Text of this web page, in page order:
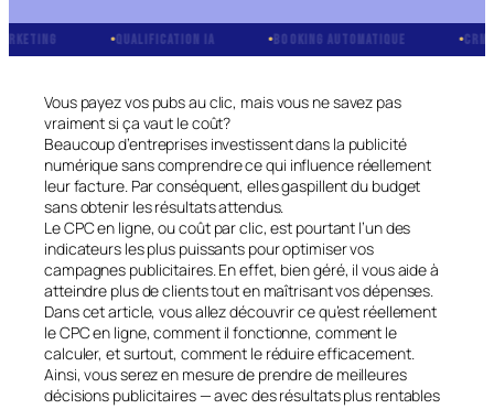
QUALIFICATION IA BOOKING AUTOMATIQUE CRM INTÉGRÉ
Vous payez vos pubs au clic, mais vous ne savez pas
vraiment si ça vaut le coût?
Beaucoup d’entreprises investissent dans la publicité
numérique sans comprendre ce qui influence réellement
leur facture. Par conséquent, elles gaspillent du budget
sans obtenir les résultats attendus.
Le CPC en ligne, ou coût par clic, est pourtant l’un des
indicateurs les plus puissants pour optimiser vos
campagnes publicitaires. En effet, bien géré, il vous aide à
atteindre plus de clients tout en maîtrisant vos dépenses.
Dans cet article, vous allez découvrir ce qu’est réellement
le CPC en ligne, comment il fonctionne, comment le
calculer, et surtout, comment le réduire efficacement.
Ainsi, vous serez en mesure de prendre de meilleures
décisions publicitaires — avec des résultats plus rentables